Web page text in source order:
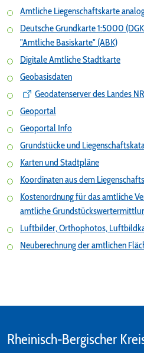
Amtliche Liegenschaftskarte
Deutsche Grundkarte 1:5000
"Amtliche Basiskarte" (ABK)
Digitale Amtliche Stadtkarte
Geobasisdaten
Geodatenserver des Landes
Geoportal
Geoportal Info
Grundstücke und
Karten und Stadtpläne
Koordinaten aus dem
Kostenordnung für das amtliche
amtliche
Luftbilder, Orthophotos,
Neuberechnung der amtlichen
Rheinisch-Bergischer